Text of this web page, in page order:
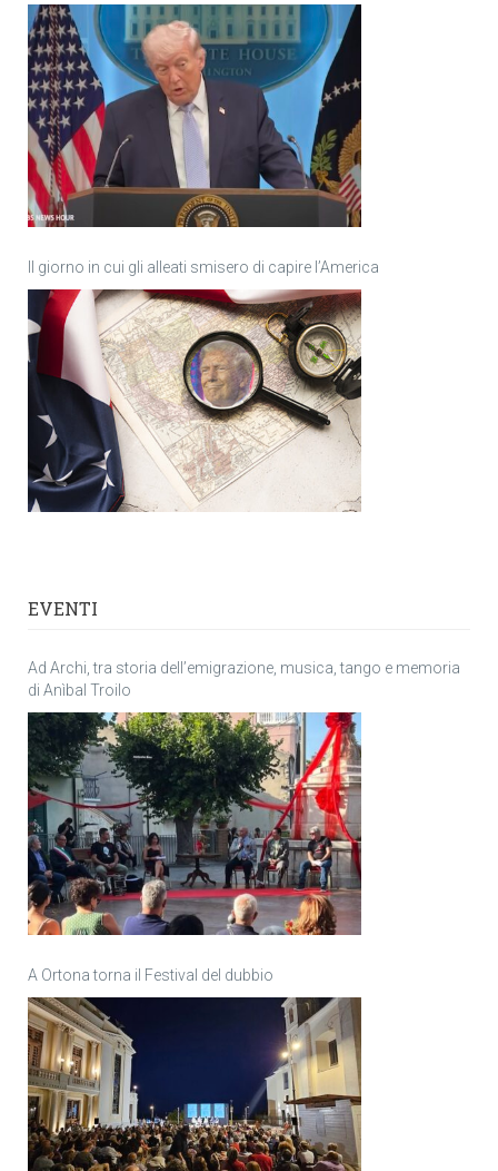
Il giorno in cui gli alleati smisero di capire l’America
EVENTI
Ad Archi, tra storia dell’emigrazione, musica, tango e memoria
di Anìbal Troilo
A Ortona torna il Festival del dubbio